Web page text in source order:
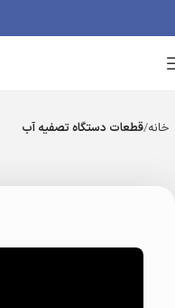
خانه قطعات دستگاه تصفیه آب